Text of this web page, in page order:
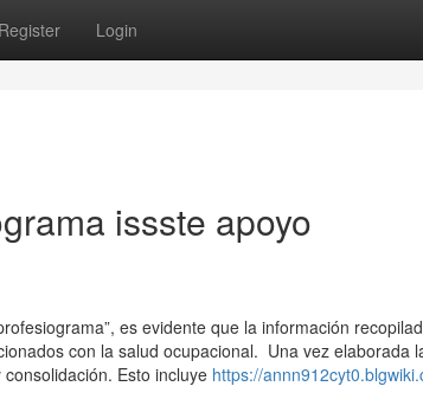
Register Login
issste apoyo
es evidente que la información
con la salud ocupacional. Una vez elaborada
Esto incluye https://